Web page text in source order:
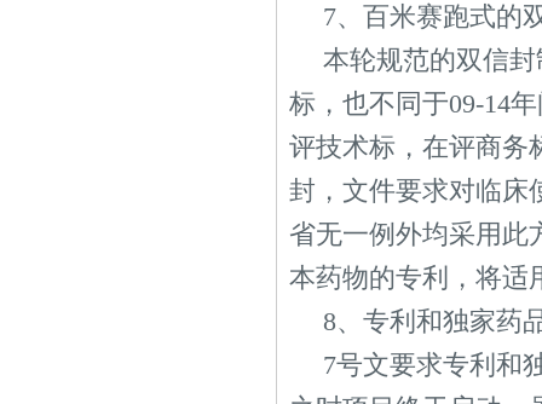
7、百米赛跑式的
本轮规范的双信
标，也不同于09-14
评技术标，在评商务
封，文件要求对临床
省无一例外均采用此
本药物的专利，将适
8、专利和独家药
7号文要求专利和